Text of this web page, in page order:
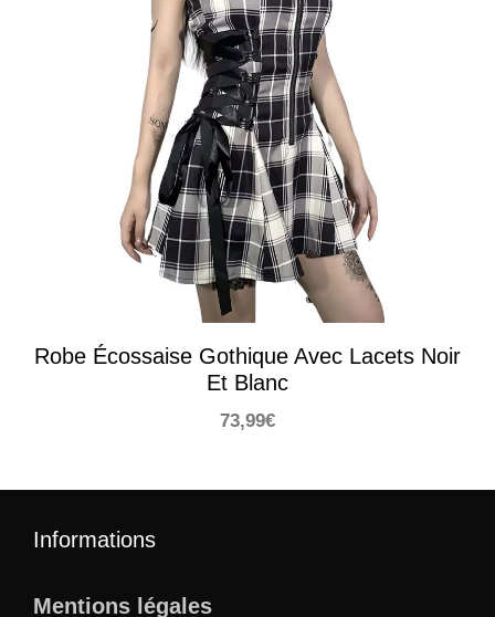
Robe Écossaise Gothique Avec Lacets Noir
Et Blanc
73,99€
Informations
Mentions légales